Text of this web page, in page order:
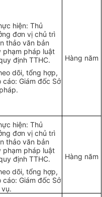
hiện: Thủ
đơn vị chủ trì
thảo văn bản
phạm pháp luật
định TTHC.
dõi, tổng hợp,
cáo: Giám đốc Sở
Hàng năm
hiện: Thủ
đơn vị chủ trì
thảo văn bản
phạm pháp luật
định TTHC.
dõi, tổng hợp,
cáo: Giám đốc Sở
vụ.
Hàng năm